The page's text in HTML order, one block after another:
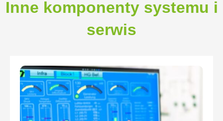
Inne komponenty systemu i
serwis